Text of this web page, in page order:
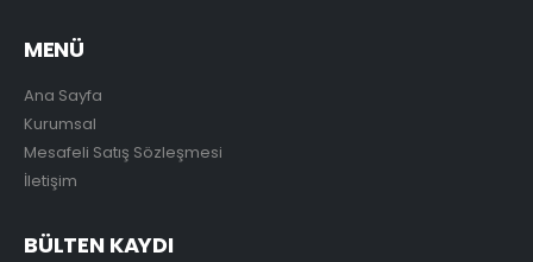
MENÜ
Ana Sayfa
Kurumsal
Mesafeli Satış Sözleşmesi
İletişim
BÜLTEN KAYDI